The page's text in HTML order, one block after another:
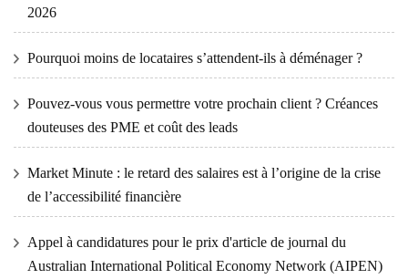
2026
Pourquoi moins de locataires s’attendent-ils à déménager ?
Pouvez-vous vous permettre votre prochain client ? Créances
douteuses des PME et coût des leads
Market Minute : le retard des salaires est à l’origine de la crise
de l’accessibilité financière
Appel à candidatures pour le prix d'article de journal du
Australian International Political Economy Network (AIPEN)